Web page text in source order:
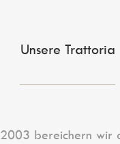
Unsere Trattoria
bereichern wir